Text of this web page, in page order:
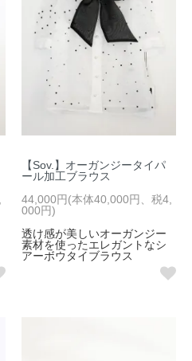
【Sov.】オーガンジータイパ
ール加工ブラウス
44,000円(本体40,000円、税4,
000円)
透け感が美しいオーガンジー
素材を使ったエレガントなシ
アーボウタイブラウス